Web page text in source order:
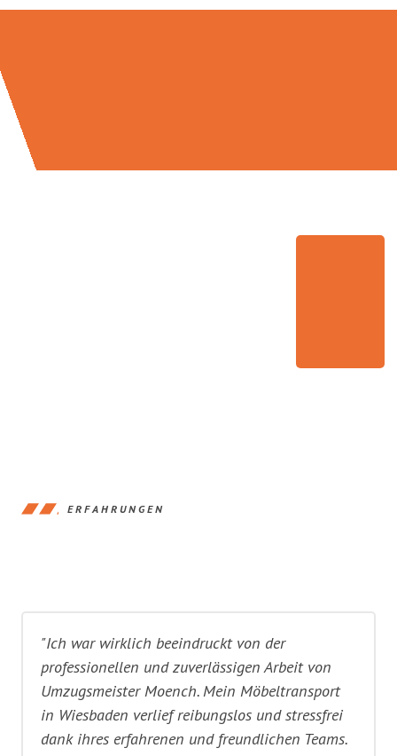
ERFAHRUNGEN
"Ich war wirklich beeindruckt von der
professionellen und zuverlässigen Arbeit von
Umzugsmeister Moench. Mein Möbeltransport
in Wiesbaden verlief reibungslos und stressfrei
dank ihres erfahrenen und freundlichen Teams.